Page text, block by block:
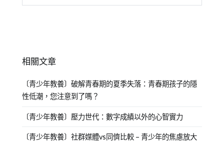
相關文章
〔青少年教養〕破解青春期的夏季失落：青春期孩子的隱
性低潮，您注意到了嗎？
〔青少年教養〕壓力世代：數字成績以外的心智實力
〔青少年教養〕社群媒體vs同儕比較 – 青少年的焦慮放大